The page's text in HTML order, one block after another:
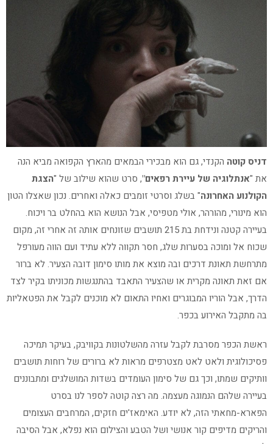
דניס קוטההקנדי, גם הוא מבכירי הבמאים מהארץ הקפואה מביא הנה
את " אנתלוגיה של עיירת רפאים", סרט שהוא שילוב של " הצגת
הקולנוע האחרונה" בשלג וסרטי זומבים כאלה ואחרים. נכון שאצלו הטון
הוא מינורי, מהורהר, אולי מטפיסי, אבל הנושא הוא בהחלט בר ויכוח.
בעיירה קטנה ונידחת בת 215 תושבים שזונחים אותה זה אחרי זה, מקום
שכוח אל ומוכה בסערות שלג, חסר תקווה ללא עתיד ועם הווה מעורפל
מתרחשת תאונת דרכים ובה מוצא את מותו סימון דובה הצעיר. לא ברור
אם זאת תאונה מקרית או שהצעיר התאבד בהתנגשות מכוניתו בקיר לצד
הדרך, אבל הוריו המבוגרים ואחיו התאום לא מוכנים לקבל את הפטאליות
בה מתקבל האירוע בכפר.
ראשת הכפר מסרבת לקבל עזרה מהשלטונות בקוויבק, בעיקר תמיכה
פסיכולוגית ולאט לאט מצטרפים מראות לא ברורים של רוחות תושבים
וותיקים שמתו, וכך גם של סימון העומדים בשדות המושלגים ומתבוננים
בעיירה שלהם הנמוגה מעצמה. מה רצה קוטה לספר לנו בסרט
הפארא-מחאתי הזה, לא יודע. האימאז'ים חזקים, המרחבים העצומים
והריקים מדיפים קור אנושי ושל הטבע והצילום הוא נפלא, אבל הסיבה